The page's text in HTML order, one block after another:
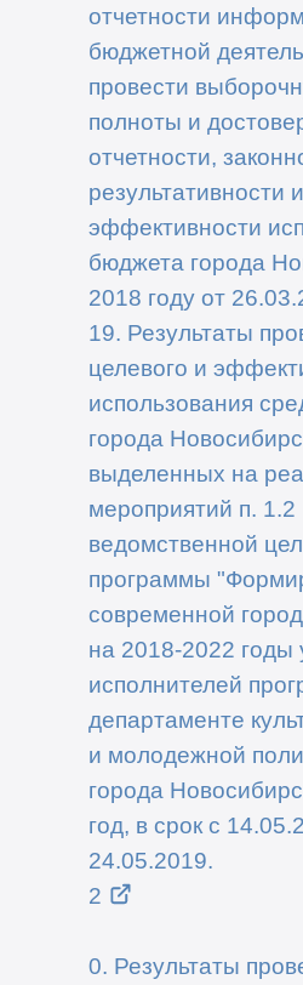
отчетности
бюджетной
провести
полноты и
отчетности,
результативности и
эффективности
бюджета города
2018 году от
19. Результаты
целевого и
использования
города
выделенных на
мероприятий п. 1.2
ведомственной
программы
современной
на 2018-2022 годы
исполнителей
департаменте
и молодежной
города
год, в срок с
24.05.2019.
2
0. Результаты